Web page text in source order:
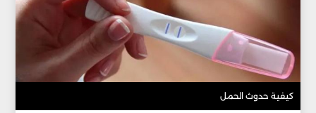
كيفية حدوث الحمل